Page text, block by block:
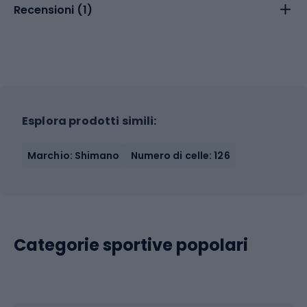
Recensioni (1)
Esplora prodotti simili:
Marchio: Shimano Numero di celle: 126
Categorie sportive popolari